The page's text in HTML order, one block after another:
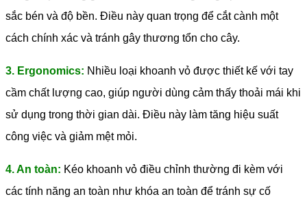
sắc bén và độ bền. Điều này quan trọng để cắt cành một
cách chính xác và tránh gây thương tổn cho cây.
3. Ergonomics: Nhiều loại khoanh vỏ được thiết kế với tay
cầm chất lượng cao, giúp người dùng cảm thấy thoải mái khi
sử dụng trong thời gian dài. Điều này làm tăng hiệu suất
công việc và giảm mệt mỏi.
4. An toàn: Kéo khoanh vỏ điều chỉnh thường đi kèm với
các tính năng an toàn như khóa an toàn để tránh sự cố